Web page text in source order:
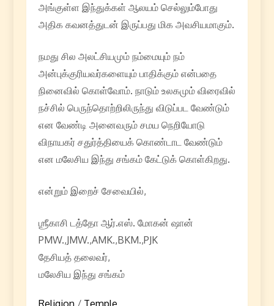
அங்குள்ள இந்துக்கள் ஆலயம் செல்லும்போது
அதிக கவனத்துடன் இருப்பது மிக அவசியமாகும்.
நமது சில அலட்சியமும் நம்மையும் நம்
அன்புக்குரியவர்களையும் பாதிக்கும் என்பதை
நினைவில் கொள்வோம். நாடும் உலகமும் விரைவில்
நச்சில் பெருந்தொற்றிலிருந்து விடுப்பட வேண்டும்
என வேண்டி அனைவரும் சமய நெறியோடு
விநாயகர் சதுர்த்தியைக் கொண்டாட வேண்டும்
என மலேசிய இந்து சங்கம் கேட்டுக் கொள்கிறது.
என்றும் இறைச் சேவையில்,
ஶ்ரீகாசி டத்தோ ஆர்.எஸ். மோகன் ஷான்
PMW.,JMW.,AMK.,BKM.,PJK
தேசியத் தலைவர்,
மலேசிய இந்து சங்கம்
Religion / Temple